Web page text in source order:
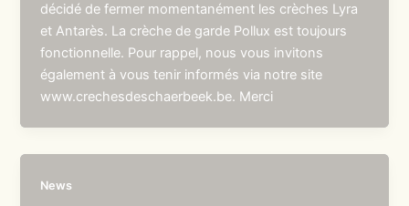
décidé de fermer momentanément les crèches Lyra
et Antarès. La crèche de garde Pollux est toujours
fonctionnelle. Pour rappel, nous vous invitons
également à vous tenir informés via notre site
www.crechesdeschaerbeek.be. Merci
News